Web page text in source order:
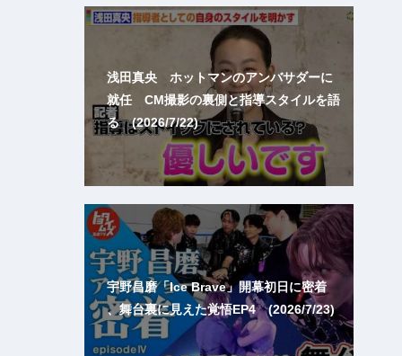
浅田真央 ホットマンのアンバサダーに
就任 CM撮影の裏側と指導スタイルを語
る (2026/7/22)
宇野昌磨「Ice Brave」開幕初日に密着
、舞台裏に見えた覚悟EP4 (2026/7/23)